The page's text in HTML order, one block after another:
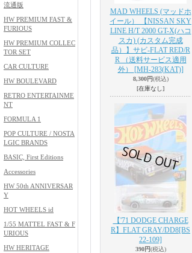
流通版
HW PREMIUM FAST &
FURIOUS
HW PREMIUM COLLEC
TOR SET
CAR CULTURE
HW BOULEVARD
RETRO ENTERTAINME
NT
FORMULA 1
POP CULTURE / NOSTA
LGIC BRANDS
BASIC, First Editions
Accessories
HW 50th ANNIVERSAR
Y
HOT WHEELS id
1/55 MATTEL FAST & F
URIOUS
HW HERITAGE
MAD WHEELS (マッドホ
イール） 【NISSAN SKY
LINE H/T 2000 GT-X(ハコ
スカ) (カスタム完成
品）】サビ-FLAT RED/R
R （送料サービス適用
外）
[MH-283(KAT)]
8,300円(税込)
[在庫なし]
【'71 DODGE CHARGE
R】FLAT GRAY/DD8[BS
22-109]
390円(税込)